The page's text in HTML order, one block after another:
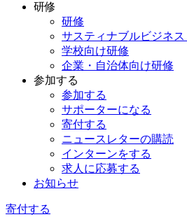
研修
研修
サスティナブルビジネ
学校向け研修
企業・自治体向け研修
参加する
参加する
サポーターになる
寄付する
ニュースレターの購読
インターンをする
求人に応募する
お知らせ
寄付する